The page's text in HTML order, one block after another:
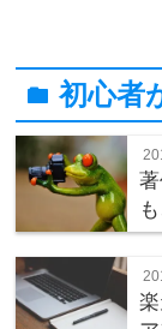
folder初心者